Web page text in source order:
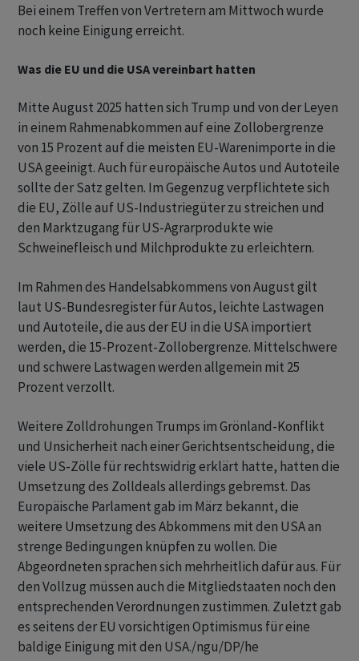
Bei einem Treffen von Vertretern am Mittwoch wurde
noch keine Einigung erreicht.
Was die EU und die USA vereinbart hatten
Mitte August 2025 hatten sich Trump und von der Leyen
in einem Rahmenabkommen auf eine Zollobergrenze
von 15 Prozent auf die meisten EU-Warenimporte in die
USA geeinigt. Auch für europäische Autos und Autoteile
sollte der Satz gelten. Im Gegenzug verpflichtete sich
die EU, Zölle auf US-Industriegüter zu streichen und
den Marktzugang für US-Agrarprodukte wie
Schweinefleisch und Milchprodukte zu erleichtern.
Im Rahmen des Handelsabkommens von August gilt
laut US-Bundesregister für Autos, leichte Lastwagen
und Autoteile, die aus der EU in die USA importiert
werden, die 15-Prozent-Zollobergrenze. Mittelschwere
und schwere Lastwagen werden allgemein mit 25
Prozent verzollt.
Weitere Zolldrohungen Trumps im Grönland-Konflikt
und Unsicherheit nach einer Gerichtsentscheidung, die
viele US-Zölle für rechtswidrig erklärt hatte, hatten die
Umsetzung des Zolldeals allerdings gebremst. Das
Europäische Parlament gab im März bekannt, die
weitere Umsetzung des Abkommens mit den USA an
strenge Bedingungen knüpfen zu wollen. Die
Abgeordneten sprachen sich mehrheitlich dafür aus. Für
den Vollzug müssen auch die Mitgliedstaaten noch den
entsprechenden Verordnungen zustimmen. Zuletzt gab
es seitens der EU vorsichtigen Optimismus für eine
baldige Einigung mit den USA./ngu/DP/he